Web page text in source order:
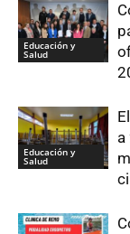
Educación y
Salud
Educación y
Salud
a